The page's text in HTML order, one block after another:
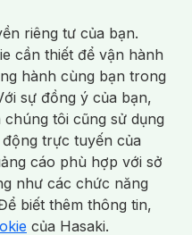
Nạ Xông Hơi /Nước Rửa Tay/
/Bàn Chải Điện/
Nước/ Nước Súc Miệng/
Dịch Vệ Sinh/Dưỡng Vùng Kín/
Tampon/Bọt Cạo Râu /Dao Cạo Râu/
/ Da Lão Hóa/ Da Mụn/
/ Nám / Tàn Nhang
/ Máy Rửa Mặt Máy Chăm Sóc Da
riêng tư của bạn.
cần thiết để vận hành
hành cùng bạn trong
sự đồng ý của bạn,
tôi cũng sử dụng
trực tuyến của
cáo phù hợp với sở
như các chức năng
biết thêm thông tin,
của Hasaki.